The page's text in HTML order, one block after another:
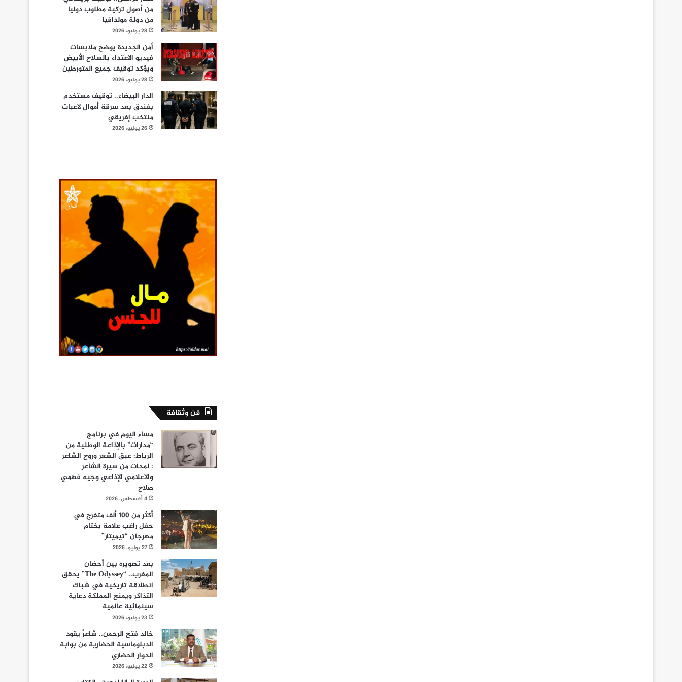
من أصول تركية مطلوب دوليا
من دولة مولدافيا
28 يوليو، 2026
أمن الجديدة يوضح ملابسات
فيديو الاعتداء بالسلاح الأبيض
ويؤكد توقيف جميع المتورطين
28 يوليو، 2026
الدار البيضاء.. توقيف مستخدم
بفندق بعد سرقة أموال لاعبات
منتخب إفريقي
26 يوليو، 2026
فن وثقافة
مساء اليوم في برنامج
“مدارات” بالإذاعة الوطنية من
الرباط: عبق الشعر وروح الشاعر
: لمحات من سيرة الشاعر
والاعلامي الإذاعي وجيه فهمي
صلاح
4 أغسطس، 2026
أكثر من 100 ألف متفرج في
حفل راغب علامة بختام
مهرجان “تيميتار”
27 يوليو، 2026
بعد تصويره بين أحضان
المغرب.. “The Odyssey” يحقق
انطلاقة تاريخية في شباك
التذاكر ويمنح المملكة دعاية
سينمائية عالمية
23 يوليو، 2026
خالد فتح الرحمن.. شاعرٌ يقود
الدبلوماسية الحضارية من بوابة
الحوار الحضاري
22 يوليو، 2026